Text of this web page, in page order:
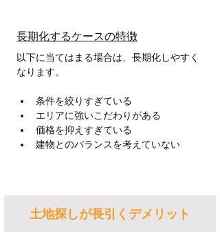
長期化するケースの特徴
以下に当てはまる場合は、長期化しやすく
なります。
条件を絞りすぎている
エリアに強いこだわりがある
価格を抑えすぎている
建物とのバランスを考えていない
土地探しが長引くデメリット